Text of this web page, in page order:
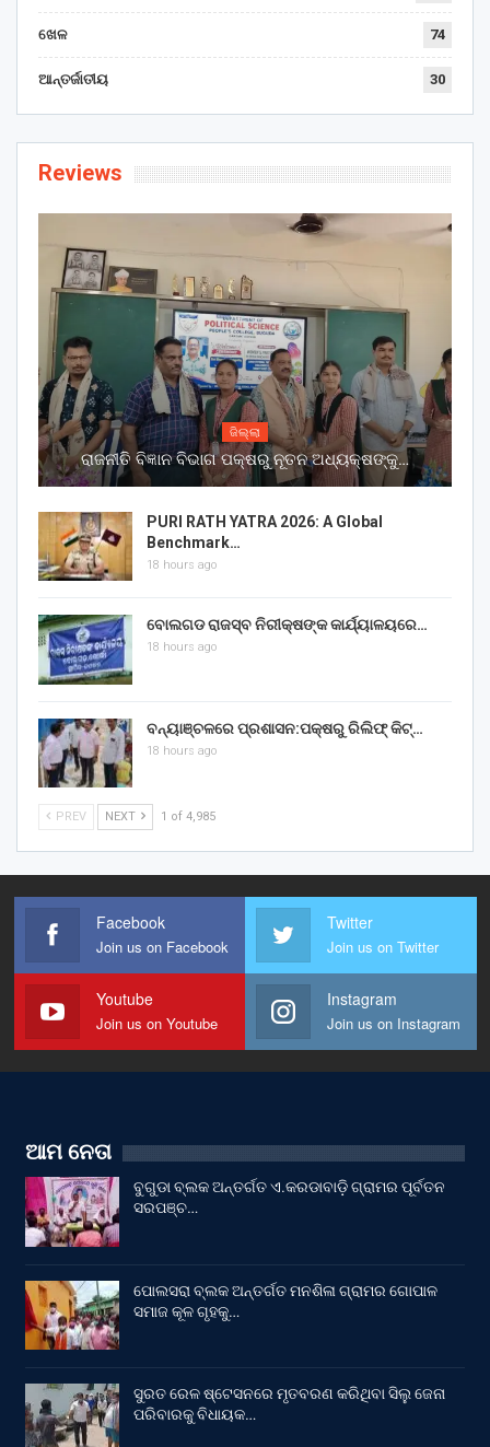
ଖେଳ 74
ଆନ୍ତର୍ଜାତୀୟ 30
Reviews
ଜିଲ୍ଲା
ରାଜନୀତି ବିଜ୍ଞାନ ବିଭାଗ ପକ୍ଷରୁ ନୂତନ ଅଧ୍ୟକ୍ଷଙ୍କୁ…
PURI RATH YATRA 2026: A Global
Benchmark…
18 hours ago
ବୋଲଗଡ ରାଜସ୍ବ ନିରୀକ୍ଷଙ୍କ କାର୍ଯ୍ୟାଳୟରେ…
18 hours ago
ବନ୍ୟାଞ୍ଚଳରେ ପ୍ରଶାସନ:ପକ୍ଷରୁ ରିଲିଫ୍ କିଟ୍…
18 hours ago
PREV NEXT 1 of 4,985
Facebook
Join us on Facebook
Twitter
Join us on Twitter
Youtube
Join us on Youtube
Instagram
Join us on Instagram
ଆମ ନେତା
ବୁଗୁଡା ବ୍ଲକ ଅନ୍ତର୍ଗତ ଏ.କରଡାବାଡ଼ି ଗ୍ରାମର ପୂର୍ବତନ
ସରପଞ୍ଚ…
ପୋଲସରା ବ୍ଲକ ଅନ୍ତର୍ଗତ ମନଶିଳା ଗ୍ରାମର ଗୋପାଳ
ସମାଜ କୂଳ ଗୃହକୁ…
ସୁରତ ରେଳ ଷ୍ଟେସନରେ ମୃତବରଣ କରିଥିବା ସିଲୁ ଜେନା
ପରିବାରକୁ ବିଧାୟକ…